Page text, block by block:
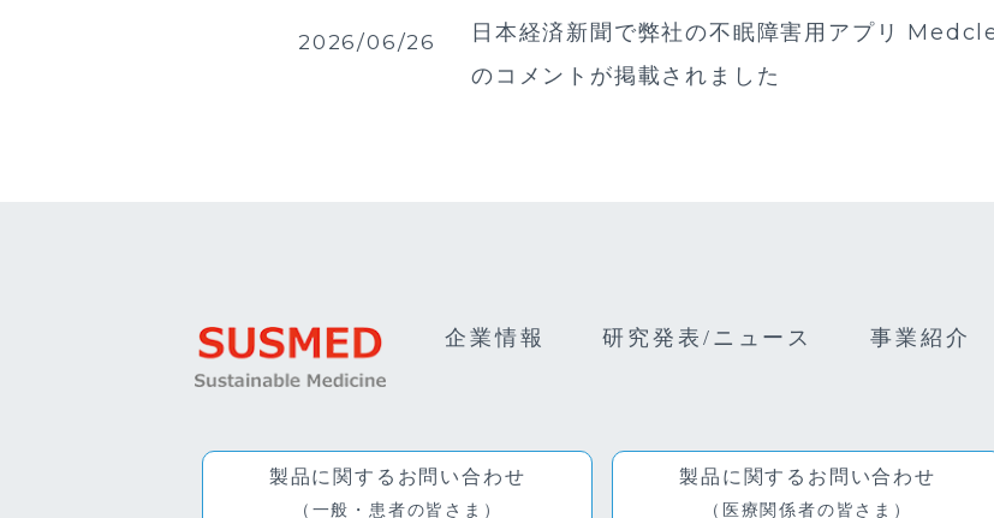
2026/06/26
日本経済新聞で弊社の不眠障害用アプリ
のコメントが掲載されました
企業情報 研究発表/ニュース 事業紹介
製品に関するお問い合わせ
（一般・患者の皆さま）
製品に関するお問い合わせ
（医療関係者の皆さま）